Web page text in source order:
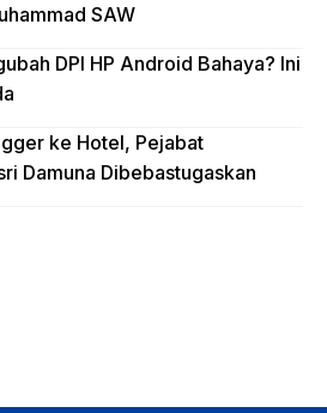
SAW
DPI HP Android Bahaya? Ini
ke Hotel, Pejabat
Damuna Dibebastugaskan